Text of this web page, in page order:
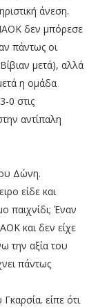
άνεση.
ΠΑΟΚ δεν μπόρεσε
πάντως οι
μετά), αλλά
η ομάδα
0 στις
αντίπαλη
Δώνη.
είδε και
παιχνίδι; Έναν
και δεν είχε
την αξία του
πάντως
είπε ότι